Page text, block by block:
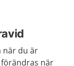
när du är
när